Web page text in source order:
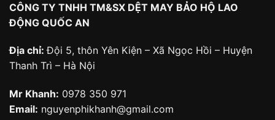
CÔNG TY TNHH TM&SX DỆT MAY BẢO HỘ LAO
ĐỘNG QUỐC AN
Địa chỉ:Đội 5, thôn Yên Kiện – Xã Ngọc Hồi – Huyện
Thanh Trì – Hà Nội
Mr Khanh: 0978 350 971
Email: nguyenphikhanh@gmail.com